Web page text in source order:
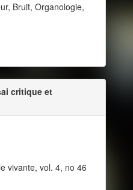
Bruit, Organologie,
critique et
vivante, vol. 4, no 46